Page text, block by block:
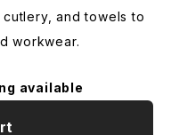
and towels to
workwear.
available